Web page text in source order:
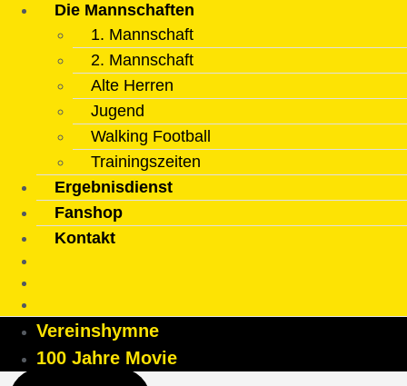
Die Mannschaften
1. Mannschaft
2. Mannschaft
Alte Herren
Jugend
Walking Football
Trainingszeiten
Ergebnisdienst
Fanshop
Kontakt
Vereinshymne
100 Jahre Movie